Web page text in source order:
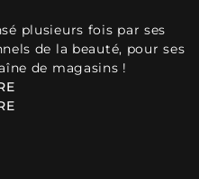
plusieurs fois par ses
de la beauté, pour ses
de magasins !